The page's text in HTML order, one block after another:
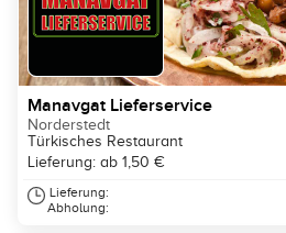
Manavgat Lieferservice
Norderstedt
Türkisches Restaurant
Lieferung: ab 1,50 €
Lieferung:
Abholung: